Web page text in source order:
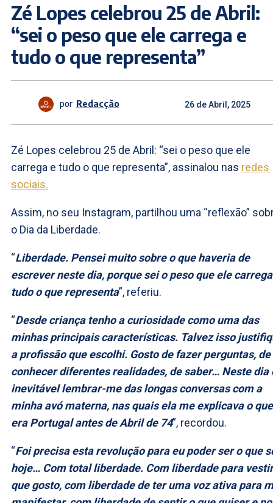
Zé Lopes celebrou 25 de Abril:
“sei o peso que ele carrega e
tudo o que representa”
por Redacção 26 de Abril, 2025
Zé Lopes celebrou 25 de Abril: “sei o peso que ele
carrega e tudo o que representa”, assinalou nas redes
sociais.
Assim, no seu Instagram, partilhou uma “reflexão”
o Dia da Liberdade.
“Liberdade. Pensei muito sobre o que haveria de
escrever neste dia, porque sei o peso que ele
tudo o que representa”, referiu.
“Desde criança tenho a curiosidade como uma das
minhas principais características. Talvez isso
a profissão que escolhi. Gosto de fazer perguntas, de
conhecer diferentes realidades, de saber… Neste dia
inevitável lembrar-me das longas conversas com a
minha avó materna, nas quais ela me explicava o que
era Portugal antes de Abril de 74”, recordou.
“Foi precisa esta revolução para eu poder ser o que
hoje… Com total liberdade. Com liberdade para
que gosto, com liberdade de ter uma voz ativa para